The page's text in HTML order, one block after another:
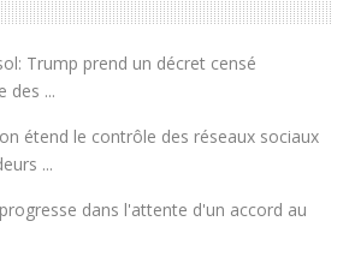
Trump prend un décret censé
des ...
étend le contrôle des réseaux sociaux
...
dans l'attente d'un accord au